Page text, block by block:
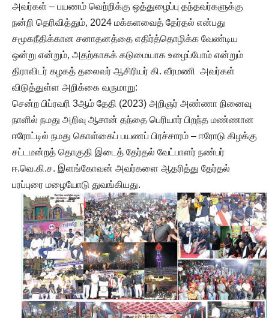
அவர்கள் – பயணம் வெற்றிக்கு ஒத்துழைப்பு தந்தவர்களுக்கு
நன்றி தெரிவித்தும், 2024 மக்களவைத் தேர்தல் என்பது
சமூகநீதிக்கான சனாதனத்தை எதிர்த்தொழிக்க வேண்டிய
ஒன்று என்றும், அதற்காகக் கடுமையாக உழைப்போம் என்றும்
திராவிடர் கழகத் தலைவர் ஆசிரியர் கி. வீரமணி அவர்கள்
விடுத்துள்ள அறிக்கை வருமாறு:
சென்ற பிப்ரவரி 3ஆம் தேதி (2023) அறிஞர் அண்ணா நினைவு
நாளில் நமது அறிவு ஆசான் தந்தை பெரியார் பிறந்த மண்ணான
ஈரோட்டில் நமது கொள்கைப் பயணப் பிரச்சாரம் – ஈரோடு கிழக்கு
சட்டமன்றத் தொகுதி இடைத் தேர்தல் வேட்பாளர் நண்பர்
ஈ.வெ.கி.ச. இளங்கோவன் அவர்களை ஆதரித்து தேர்தல்
பரப்புரை மழையோடு துவங்கியது.